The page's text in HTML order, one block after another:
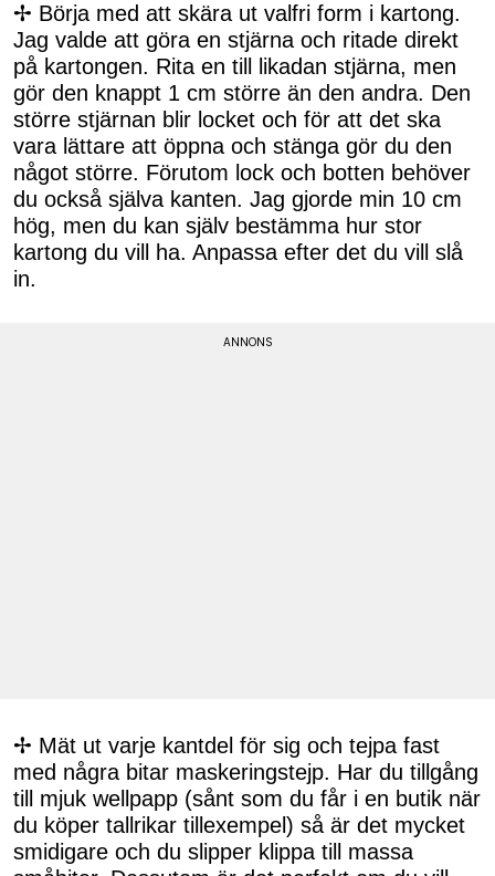
✢ Börja med att skära ut valfri form i kartong.
Jag valde att göra en stjärna och ritade direkt
på kartongen. Rita en till likadan stjärna, men
gör den knappt 1 cm större än den andra. Den
större stjärnan blir locket och för att det ska
vara lättare att öppna och stänga gör du den
något större. Förutom lock och botten behöver
du också själva kanten. Jag gjorde min 10 cm
hög, men du kan själv bestämma hur stor
kartong du vill ha. Anpassa efter det du vill slå
in.
✢ Mät ut varje kantdel för sig och tejpa fast
med några bitar maskeringstejp. Har du tillgång
till mjuk wellpapp (sånt som du får i en butik när
du köper tallrikar tillexempel) så är det mycket
smidigare och du slipper klippa till massa